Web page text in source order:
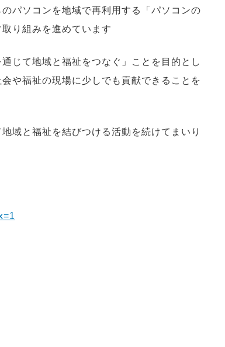
パソコンを地域で再利用する「パソコンの
り組みを進めています
じて地域と福祉をつなぐ」ことを目的とし
や福祉の現場に少しでも貢献できることを
域と福祉を結びつける活動を続けてまいり